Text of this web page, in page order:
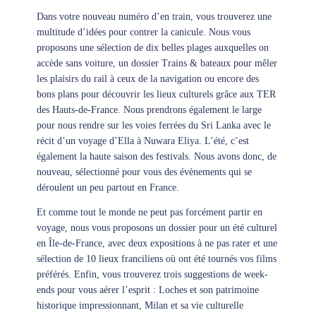
Dans votre nouveau numéro d’en train, vous trouverez une
multitude d’idées pour contrer la canicule. Nous vous
proposons une sélection de dix belles plages auxquelles on
accède sans voiture, un dossier Trains & bateaux pour mêler
les plaisirs du rail à ceux de la navigation ou encore des
bons plans pour découvrir les lieux culturels grâce aux TER
des Hauts-de-France. Nous prendrons également le large
pour nous rendre sur les voies ferrées du Sri Lanka avec le
récit d’un voyage d’Ella à Nuwara Eliya. L’été, c’est
également la haute saison des festivals. Nous avons donc, de
nouveau, sélectionné pour vous des évènements qui se
déroulent un peu partout en France.
Et comme tout le monde ne peut pas forcément partir en
voyage, nous vous proposons un dossier pour un été culturel
en Île-de-France, avec deux expositions à ne pas rater et une
sélection de 10 lieux franciliens où ont été tournés vos films
préférés. Enfin, vous trouverez trois suggestions de week-
ends pour vous aérer l’esprit : Loches et son patrimoine
historique impressionnant, Milan et sa vie culturelle